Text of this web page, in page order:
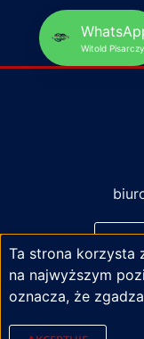
Witold
Ta strona korzysta
na najwyższym
oznacza, że